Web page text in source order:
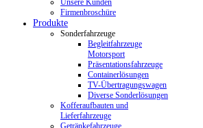
Unsere Kunden
Firmenbroschüre
Produkte
Sonderfahrzeuge
Begleitfahrzeuge
Motorsport
Präsentationsfahrzeuge
Containerlösungen
TV-Übertragungswagen
Diverse Sonderlösungen
Kofferaufbauten und
Lieferfahrzeuge
Getränkefahrzeuge